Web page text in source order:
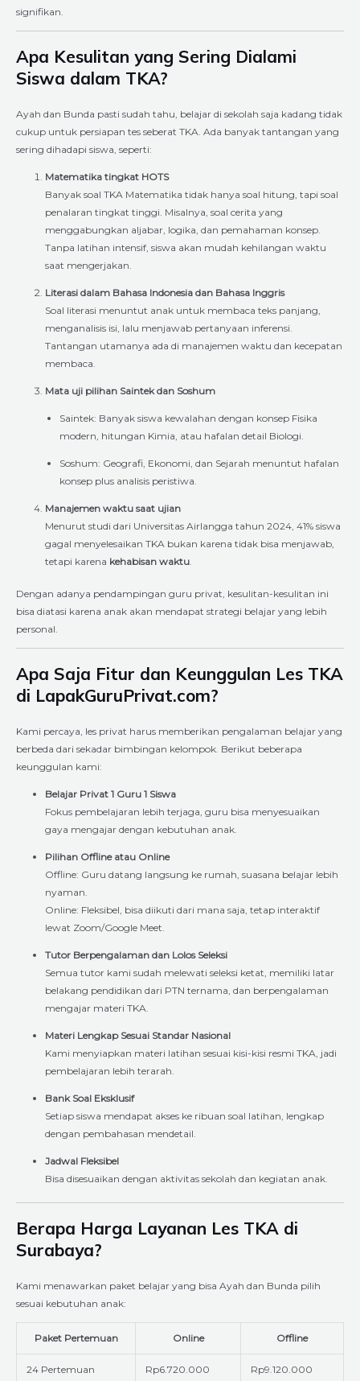
signifikan.
Apa Kesulitan yang Sering Dialami
Siswa dalam TKA?
Ayah dan Bunda pasti sudah tahu, belajar di sekolah saja kadang tidak
cukup untuk persiapan tes seberat TKA. Ada banyak tantangan yang
sering dihadapi siswa, seperti:
Matematika tingkat HOTS
Banyak soal TKA Matematika tidak hanya soal hitung, tapi soal
penalaran tingkat tinggi. Misalnya, soal cerita yang
menggabungkan aljabar, logika, dan pemahaman konsep.
Tanpa latihan intensif, siswa akan mudah kehilangan waktu
saat mengerjakan.
Literasi dalam Bahasa Indonesia dan Bahasa Inggris
Soal literasi menuntut anak untuk membaca teks panjang,
menganalisis isi, lalu menjawab pertanyaan inferensi.
Tantangan utamanya ada di manajemen waktu dan kecepatan
membaca.
Mata uji pilihan Saintek dan Soshum
Saintek: Banyak siswa kewalahan dengan konsep Fisika
modern, hitungan Kimia, atau hafalan detail Biologi.
Soshum: Geografi, Ekonomi, dan Sejarah menuntut hafalan
konsep plus analisis peristiwa.
Manajemen waktu saat ujian
Menurut studi dari Universitas Airlangga tahun 2024, 41% siswa
gagal menyelesaikan TKA bukan karena tidak bisa menjawab,
tetapi karena kehabisan waktu
Dengan adanya pendampingan guru privat, kesulitan-kesulitan ini
bisa diatasi karena anak akan mendapat strategi belajar yang lebih
personal.
Apa Saja Fitur dan Keunggulan Les TKA
di LapakGuruPrivat.com?
Kami percaya, les privat harus memberikan pengalaman belajar yang
berbeda dari sekadar bimbingan kelompok. Berikut beberapa
keunggulan kami:
Belajar Privat 1 Guru 1 Siswa
Fokus pembelajaran lebih terjaga, guru bisa menyesuaikan
gaya mengajar dengan kebutuhan anak.
Pilihan Offline atau Online
Offline: Guru datang langsung ke rumah, suasana belajar lebih
nyaman.
Online: Fleksibel, bisa diikuti dari mana saja, tetap interaktif
lewat Zoom/Google Meet.
Tutor Berpengalaman dan Lolos Seleksi
Semua tutor kami sudah melewati seleksi ketat, memiliki latar
belakang pendidikan dari PTN ternama, dan berpengalaman
mengajar materi TKA.
Materi Lengkap Sesuai Standar Nasional
Kami menyiapkan materi latihan sesuai kisi-kisi resmi TKA, jadi
pembelajaran lebih terarah.
Bank Soal Eksklusif
Setiap siswa mendapat akses ke ribuan soal latihan, lengkap
dengan pembahasan mendetail.
Jadwal Fleksibel
Bisa disesuaikan dengan aktivitas sekolah dan kegiatan anak.
Berapa Harga Layanan Les TKA di
Surabaya?
Kami menawarkan paket belajar yang bisa Ayah dan Bunda pilih
sesuai kebutuhan anak:
Paket Pertemuan Online Offline
24 Pertemuan Rp6.720.000 Rp9.120.000